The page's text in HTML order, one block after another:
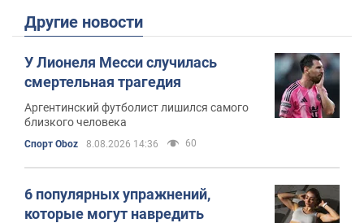
Другие новости
У Лионеля Месси случилась
смертельная трагедия
Аргентинский футболист лишился самого
близкого человека
Спорт Oboz 8.08.2026 14:36 60
6 популярных упражнений,
которые могут навредить